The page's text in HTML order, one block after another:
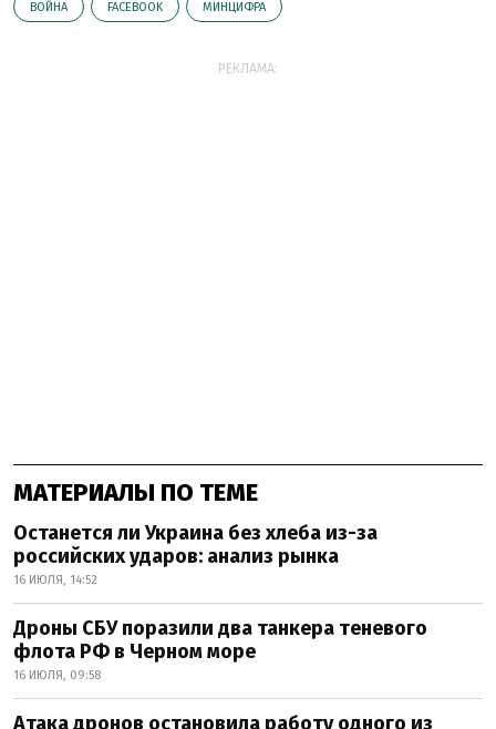
ВОЙНА FACEBOOK МИНЦИФРА
РЕКЛАМА:
МАТЕРИАЛЫ ПО ТЕМЕ
Останется ли Украина без хлеба из-за
российских ударов: анализ рынка
16 ИЮЛЯ, 14:52
Дроны СБУ поразили два танкера теневого
флота РФ в Черном море
16 ИЮЛЯ, 09:58
Атака дронов остановила работу одного из